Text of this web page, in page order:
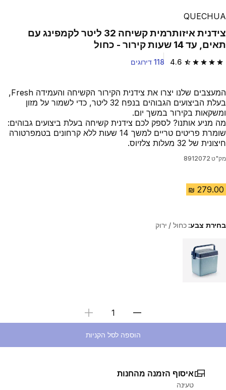
QUECHUA
צידנית איזותרמית קשיחה 32 ליטר לקמפינג עם
תאים‏, עד 14 שעות קירור - כחול
4.6 4.6 out of 5 stars from 118 reviews 118 דירוגים
המעצבים שלנו יצרו את צידנית הקירור הקשיחה והעמידה Fresh,
בעלת הביצועים הגבוהים בנפח 32 ליטר, כדי לשמור על מזון
ומשקאות בקירור במשך יום.
מה מניע אותנו? לספק לכם צידנית קשיחה בעלת ביצועים גבוהים:
שומרת פריטים טריים למשך 14 שעות ללא קרחונים בטמפרטורה
חיצונית של 32 מעלות צלזיוס.
מק"ט 8912072
בחירת צבע:כחול / ירוק
Choose a variant
בחירת כמות
הוספה לסל הקניות
איסוף הזמנה מהחנות
טעינה